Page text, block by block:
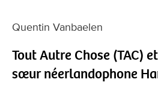
Quentin Vanbaelen
Tout Autre Chose (TAC)
sœur néerlandophone